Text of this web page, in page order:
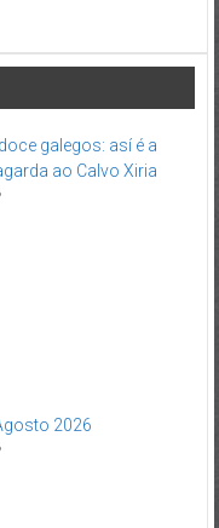
galegos: así é a
ao Calvo Xiria
2026